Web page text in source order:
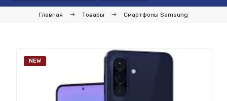
Главная Товары Смартфоны Samsung
NEW